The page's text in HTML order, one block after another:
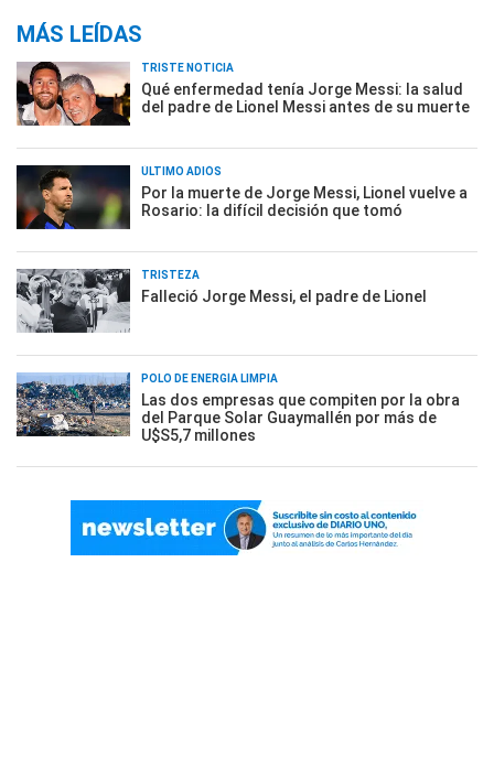
MÁS LEÍDAS
TRISTE NOTICIA
Qué enfermedad tenía Jorge Messi: la salud
del padre de Lionel Messi antes de su muerte
ÚLTIMO ADIÓS
Por la muerte de Jorge Messi, Lionel vuelve a
Rosario: la difícil decisión que tomó
TRISTEZA
Falleció Jorge Messi, el padre de Lionel
POLO DE ENERGÍA LIMPIA
Las dos empresas que compiten por la obra
del Parque Solar Guaymallén por más de
U$S5,7 millones